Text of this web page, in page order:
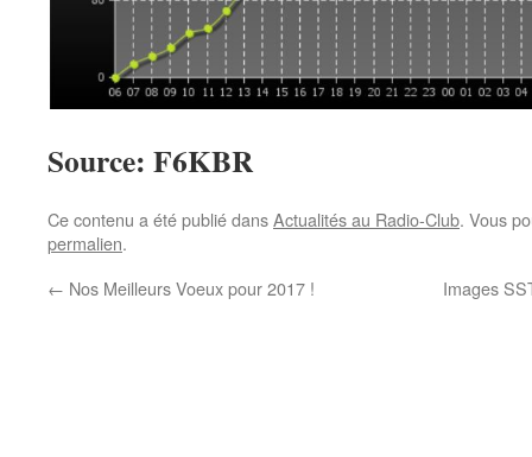
Source: F6KBR
Ce contenu a été publié dansActualités au Radio-Club. Vous
permalien.
← Nos Meilleurs Voeux pour 2017 ! Images